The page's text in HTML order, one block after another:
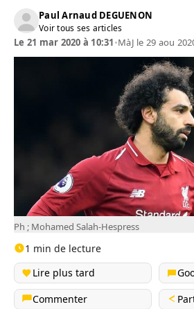
Paul Arnaud DEGUENON
Voir tous ses articles
Le 21 mar 2020 à 10:31•MàJ le 29 aou
Ph ; Mohamed Salah-Hespress
1 min de lecture
Lire plus tard
Commenter